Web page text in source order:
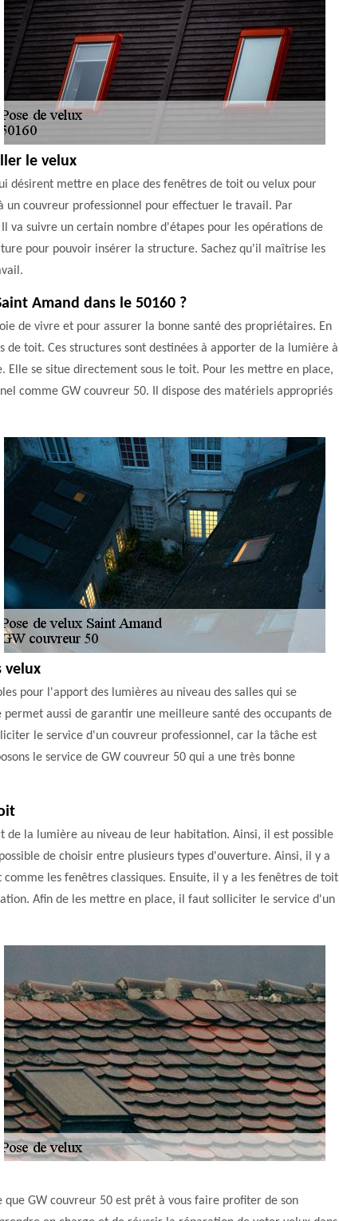
le velux
désirent mettre en place des fenêtres de toit ou velux pour
couvreur professionnel pour effectuer le travail. Par
va suivre un certain nombre d'étapes pour les opérations de
pour pouvoir insérer la structure. Sachez qu'il maîtrise les
Amand dans le 50160 ?
de vivre et pour assurer la bonne santé des propriétaires. En
toit. Ces structures sont destinées à apporter de la lumière à
se situe directement sous le toit. Pour les mettre en place,
comme GW couvreur 50. Il dispose des matériels appropriés
velux
pour l'apport des lumières au niveau des salles qui se
aussi de garantir une meilleure santé des occupants de
le service d'un couvreur professionnel, car la tâche est
le service de GW couvreur 50 qui a une très bonne
de la lumière au niveau de leur habitation. Ainsi, il est possible
de choisir entre plusieurs types d'ouverture. Ainsi, il y a
les fenêtres classiques. Ensuite, il y a les fenêtres de toit
Afin de les mettre en place, il faut solliciter le service d'un
GW couvreur 50 est prêt à vous faire profiter de son